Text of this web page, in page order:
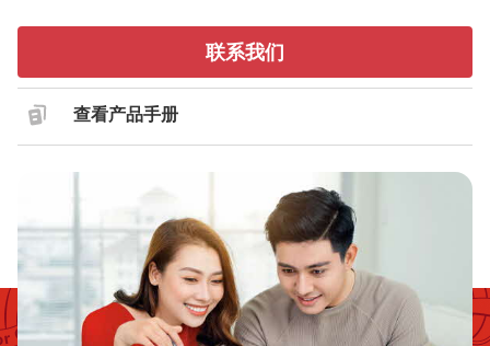
联系我们
查看产品手册